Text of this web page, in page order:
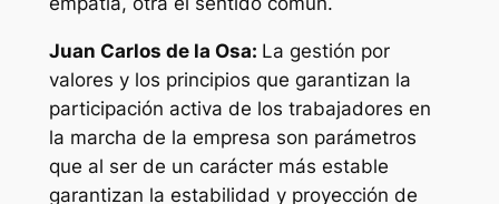
Juan Carlos de la Osa: La gestión por
valores y los principios que garantizan la
participación activa de los trabajadores en
la marcha de la empresa son parámetros
que al ser de un carácter más estable
garantizan la estabilidad y proyección de